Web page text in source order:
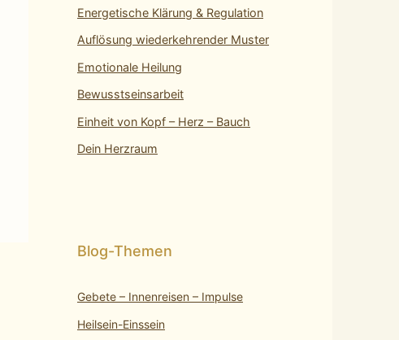
Energetische Klärung & Regulation
Auflösung wiederkehrender Muster
Emotionale Heilung
Bewusstseinsarbeit
Einheit von Kopf – Herz – Bauch
Dein Herzraum
Gebete – Innenreisen – Impulse
Heilsein-Einssein